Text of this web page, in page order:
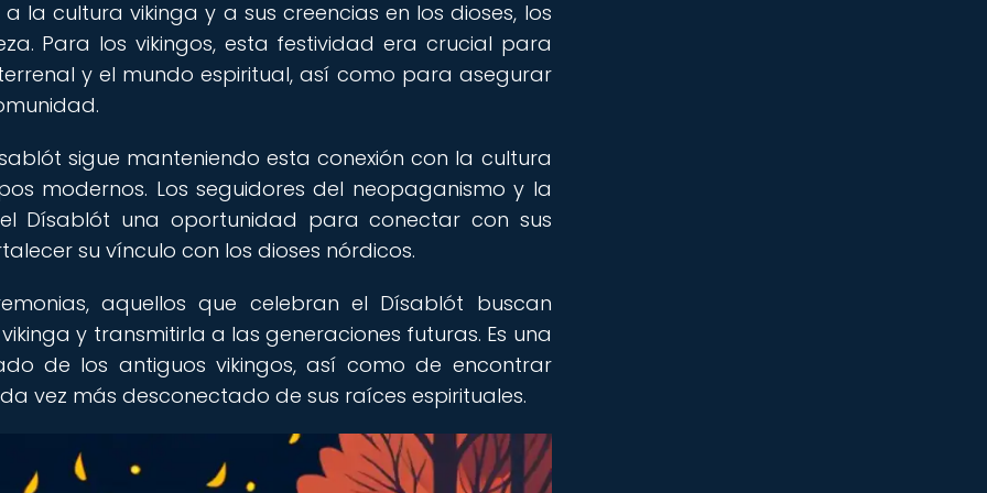
la cultura vikinga y a sus creencias en los dioses, los
Para los vikingos, esta festividad era crucial para
y el mundo espiritual, así como para asegurar
sigue manteniendo esta conexión con la cultura
modernos. Los seguidores del neopaganismo y la
Dísablót una oportunidad para conectar con sus
su vínculo con los dioses nórdicos.
aquellos que celebran el Dísablót buscan
y transmitirla a las generaciones futuras. Es una
de los antiguos vikingos, así como de encontrar
vez más desconectado de sus raíces espirituales.